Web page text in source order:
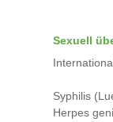
Sexuell
Syphilis
Herpes